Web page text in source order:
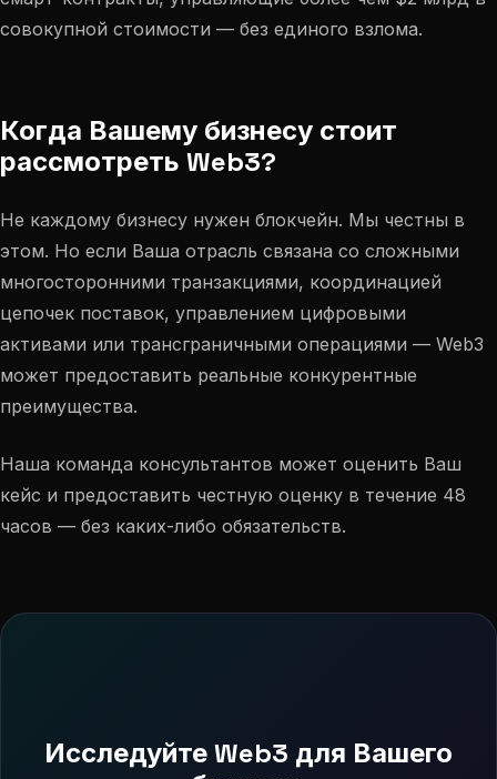
совокупной стоимости — без единого взлома.
Когда Вашему бизнесу стоит
рассмотреть Web3?
Не каждому бизнесу нужен блокчейн. Мы честны в
этом. Но если Ваша отрасль связана со сложными
многосторонними транзакциями, координацией
цепочек поставок, управлением цифровыми
активами или трансграничными операциями — Web3
может предоставить реальные конкурентные
преимущества.
Наша команда консультантов может оценить Ваш
кейс и предоставить честную оценку в течение 48
часов — без каких-либо обязательств.
Исследуйте Web3 для Вашего